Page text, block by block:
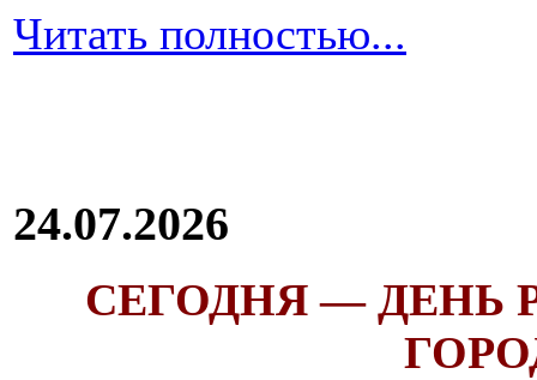
Читать полностью...
24.07.2026
СЕГОДНЯ — ДЕНЬ